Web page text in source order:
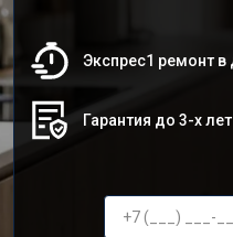
Экспрес1 ремонт
Гарантия до 3-х лет